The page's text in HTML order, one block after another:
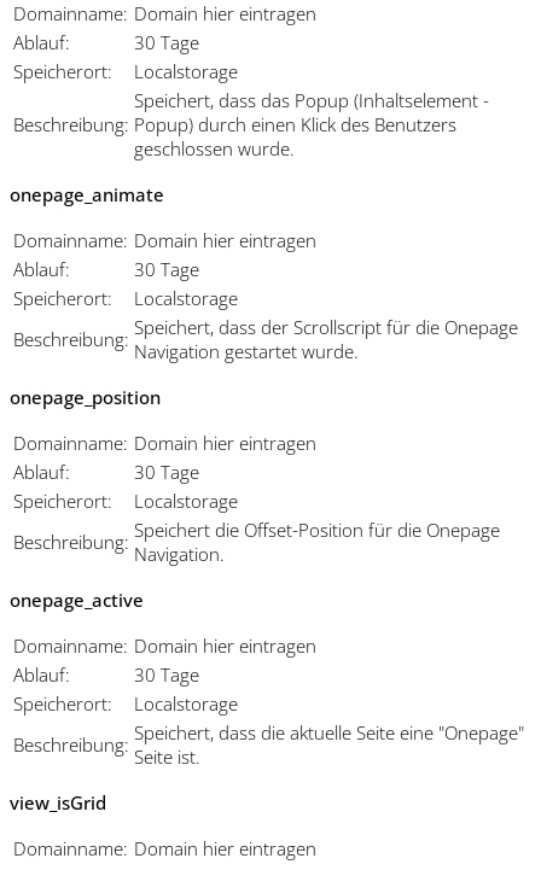
Domainname: Domain hier eintragen
Ablauf:
30 Tage
Speicherort:
Localstorage
Beschreibung:
Speichert, dass das Popup (Inhaltselement -
Popup) durch einen Klick des Benutzers
geschlossen wurde.
onepage_animate
Domainname: Domain hier eintragen
Ablauf:
30 Tage
Speicherort:
Localstorage
Beschreibung: Speichert, dass der Scrollscript für die Onepage
Navigation gestartet wurde.
onepage_position
Domainname: Domain hier eintragen
Ablauf:
30 Tage
Speicherort:
Localstorage
Beschreibung: Speichert die Offset-Position für die Onepage
Navigation.
onepage_active
Domainname: Domain hier eintragen
Ablauf:
30 Tage
Speicherort:
Localstorage
Beschreibung: Speichert, dass die aktuelle Seite eine "Onepage"
Seite ist.
view_isGrid
Domainname: Domain hier eintragen